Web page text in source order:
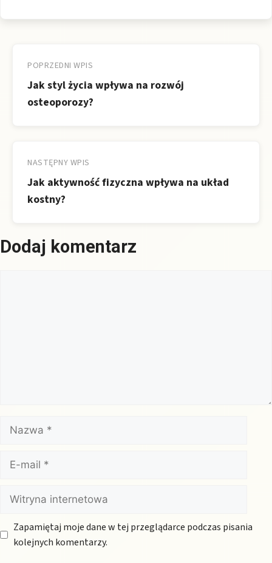
wpisu
POPRZEDNI WPIS
Jak styl życia wpływa na rozwój
osteoporozy?
NASTĘPNY WPIS
Jak aktywność fizyczna wpływa na układ
kostny?
Dodaj komentarz
Nazwa
mail
Witryna
internetowa
Zapamiętaj moje dane w tej przeglądarce podczas pisania
kolejnych komentarzy.